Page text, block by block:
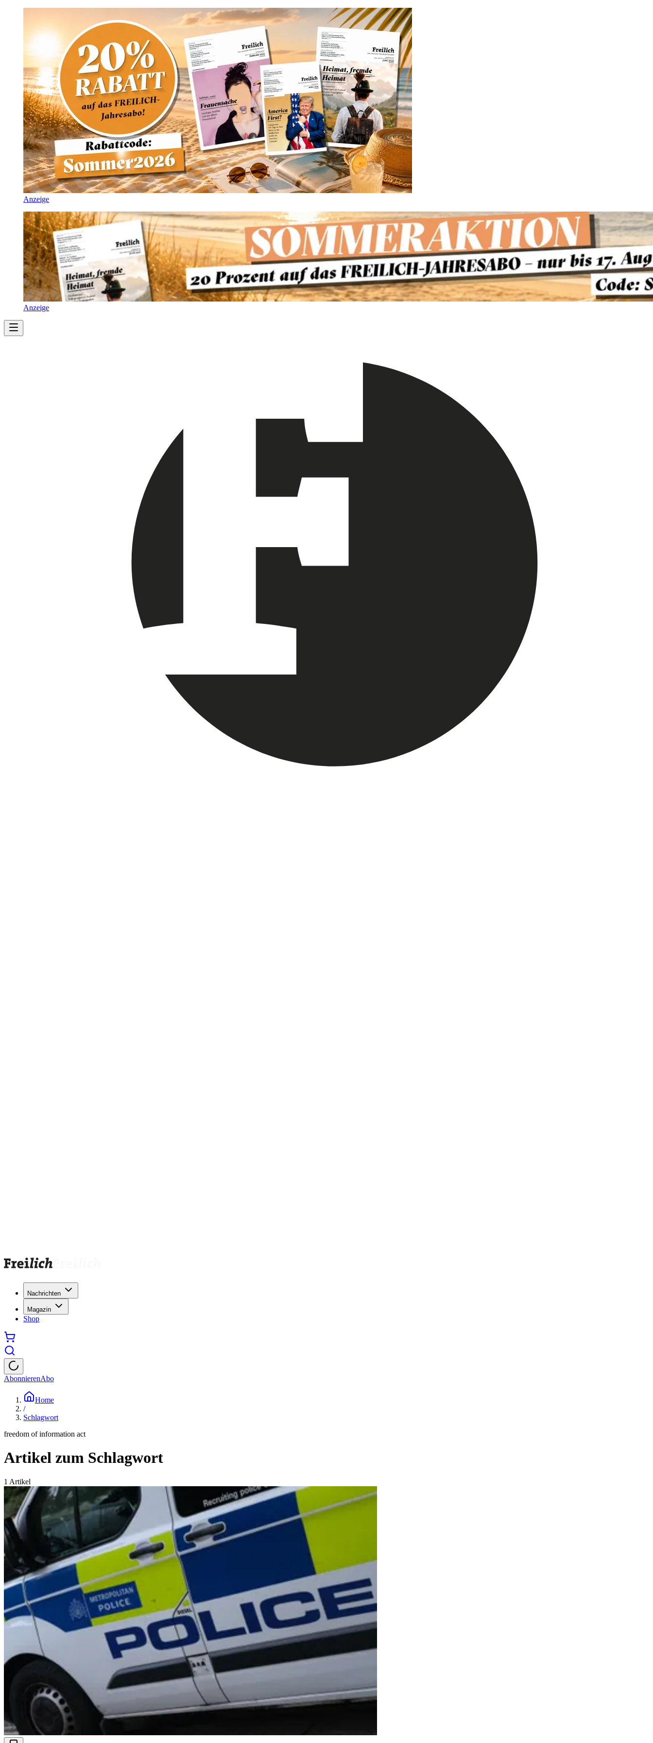
Anzeige
Anzeige
Nachrichten
Magazin
Shop
AbonnierenAbo
Home
/
Schlagwort
freedom of information act
Artikel zum Schlagwort
1 Artikel